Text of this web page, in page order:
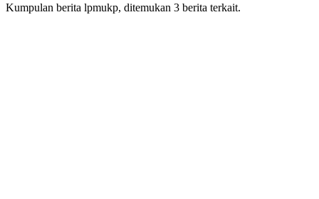
Kumpulan berita lpmukp, ditemukan 3 berita terkait.